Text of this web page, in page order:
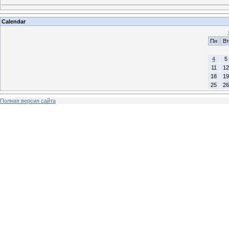
Calendar
Пн
Вт
4
5
11
12
18
19
25
26
Полная версия сайта